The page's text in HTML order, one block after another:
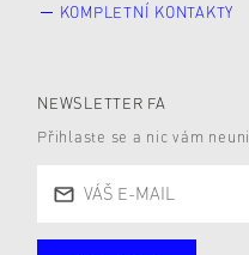
KOMPLETNÍ KONTAKTY
NEWSLETTER FA
Přihlaste se a nic vám